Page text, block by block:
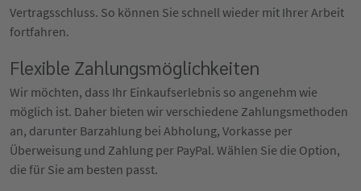
Vertragsschluss. So können Sie schnell wieder mit Ihrer Arbeit
fortfahren.
Flexible Zahlungsmöglichkeiten
Wir möchten, dass Ihr Einkaufserlebnis so angenehm wie
möglich ist. Daher bieten wir verschiedene Zahlungsmethoden
an, darunter Barzahlung bei Abholung, Vorkasse per
Überweisung und Zahlung per PayPal. Wählen Sie die Option,
die für Sie am besten passt.